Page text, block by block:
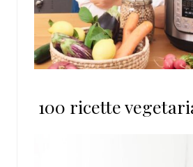
100 ricette